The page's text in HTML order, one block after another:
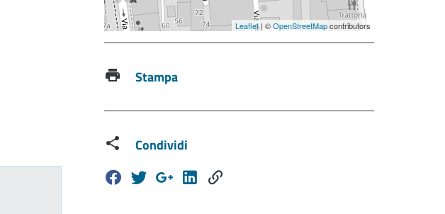
Leaflet| ©OpenStreetMapcontributors
Stampa
Condividi